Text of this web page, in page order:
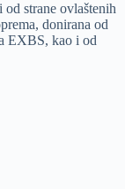
strane ovlaštenih
donirana od
EXBS, kao i od